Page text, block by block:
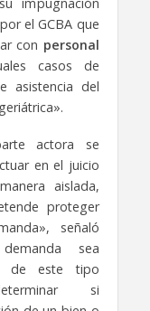
el GCBA que
con personal
casos de
asistencia del
actora se
en el juicio
aislada,
proteger
señaló
sea
de este tipo
si